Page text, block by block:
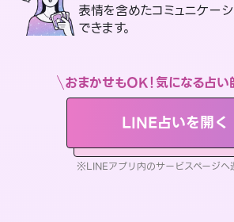
表情を含めたコミュニケー
できます。
おまかせもOK！気になる占い
LINE占いを開く
※LINEアプリ内のサービスページへ